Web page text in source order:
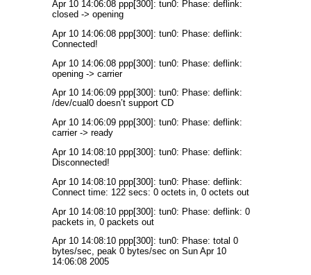
Apr 10 14:06:08 ppp[300]: tun0: Phase: deflink:
closed -> opening
Apr 10 14:06:08 ppp[300]: tun0: Phase: deflink:
Connected!
Apr 10 14:06:08 ppp[300]: tun0: Phase: deflink:
opening -> carrier
Apr 10 14:06:09 ppp[300]: tun0: Phase: deflink:
/dev/cual0 doesn’t support CD
Apr 10 14:06:09 ppp[300]: tun0: Phase: deflink:
carrier -> ready
Apr 10 14:08:10 ppp[300]: tun0: Phase: deflink:
Disconnected!
Apr 10 14:08:10 ppp[300]: tun0: Phase: deflink:
Connect time: 122 secs: 0 octets in, 0 octets out
Apr 10 14:08:10 ppp[300]: tun0: Phase: deflink: 0
packets in, 0 packets out
Apr 10 14:08:10 ppp[300]: tun0: Phase: total 0
bytes/sec, peak 0 bytes/sec on Sun Apr 10
14:06:08 2005